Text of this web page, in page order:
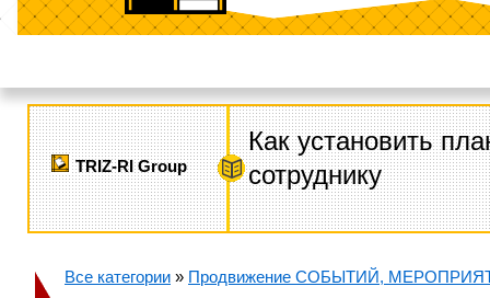
TRIZ-RI Group
Как установить
сотруднику
Все категории » Продвижение СОБЫТИЙ,